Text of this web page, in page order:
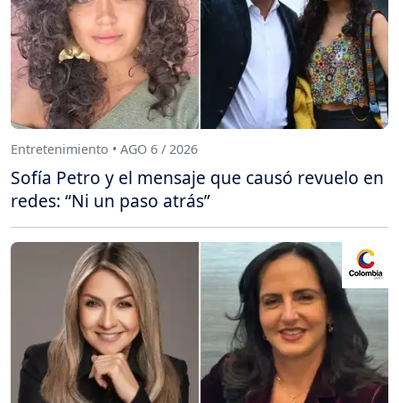
Entretenimiento • AGO 6 / 2026
Sofía Petro y el mensaje que causó revuelo en
redes: “Ni un paso atrás”